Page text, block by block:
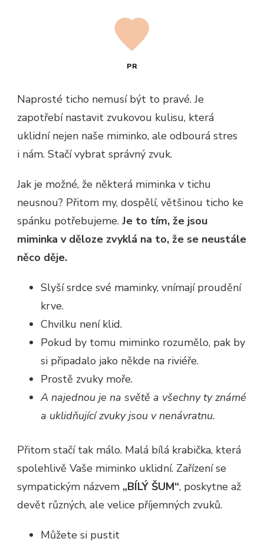
PR
Naprosté ticho nemusí být to pravé. Je
zapotřebí nastavit zvukovou kulisu, která
uklidní nejen naše miminko, ale odbourá stres
i nám. Stačí vybrat správný zvuk.
Jak je možné, že některá miminka v tichu
neusnou? Přitom my, dospělí, většinou ticho ke
spánku potřebujeme. Je to tím, že jsou
miminka v děloze zvyklá na to, že se neustále
něco děje.
Slyší srdce své maminky, vnímají proudění
krve.
Chvilku není klid.
Pokud by tomu miminko rozumělo, pak by
si připadalo jako někde na riviéře.
Prostě zvuky moře.
A najednou je na světě a všechny ty známé
a uklidňující zvuky jsou v nenávratnu.
Přitom stačí tak málo. Malá bílá krabička, která
spolehlivě Vaše miminko uklidní. Zařízení se
sympatickým názvem „BÍLÝ ŠUM“, poskytne až
devět různých, ale velice příjemných zvuků.
Můžete si pustit